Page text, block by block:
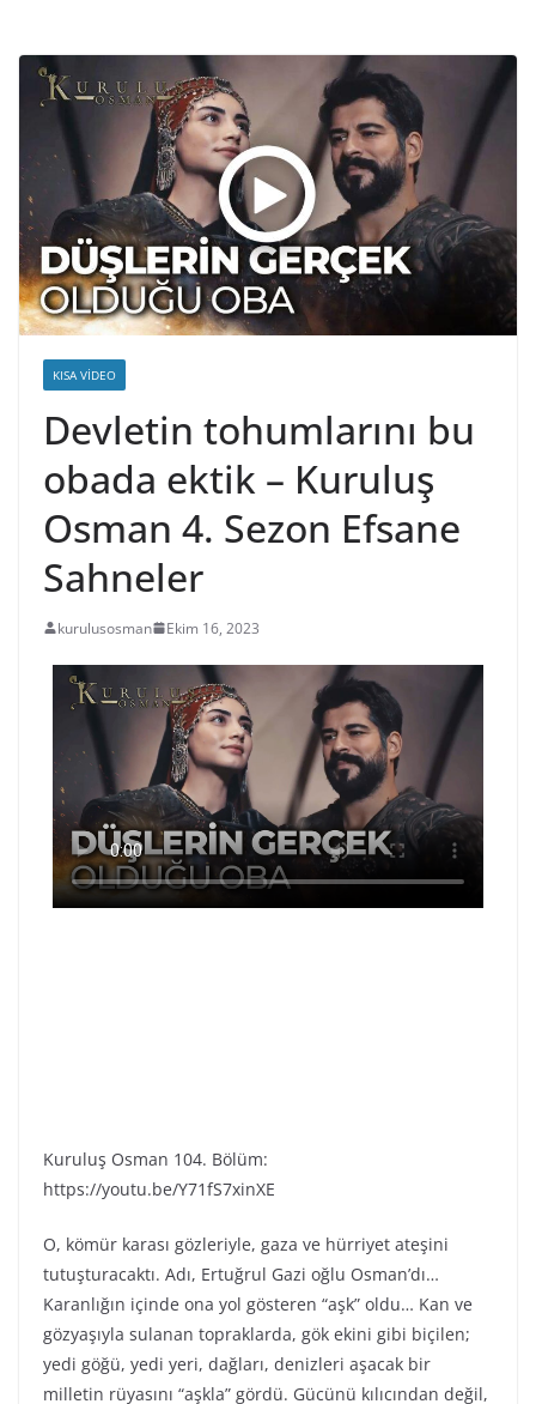
KISA VIDEO
Devletin tohumlarını bu
obada ektik – Kuruluş
Osman 4. Sezon Efsane
Sahneler
kurulusosman Ekim 16, 2023
Kuruluş Osman 104. Bölüm:
https://youtu.be/Y71fS7xinXE
O, kömür karası gözleriyle, gaza ve hürriyet ateşini
tutuşturacaktı. Adı, Ertuğrul Gazi oğlu Osman’dı…
Karanlığın içinde ona yol gösteren “aşk” oldu… Kan ve
gözyaşıyla sulanan topraklarda, gök ekini gibi biçilen;
yedi göğü, yedi yeri, dağları, denizleri aşacak bir
milletin rüyasını “aşkla” gördü. Gücünü kılıcından değil,